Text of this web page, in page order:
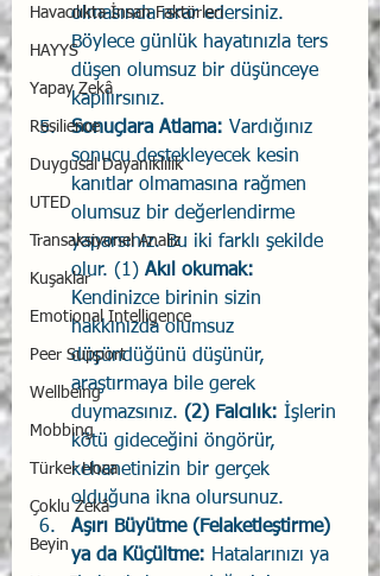
Havacılıkta İnsan Faktörleri
HAYYS
Yapay Zekâ
Resilience
Duygusal Dayanıklılık
UTED
Transaksiyonel Analiz
Kuşaklar
Emotional Intelligence
Peer Support
Wellbeing
Mobbing
Türker Hoca
Çoklu Zekâ
Beyin
olmasında ısrar edersiniz.
Böylece günlük hayatınızla ters
düşen olumsuz bir düşünceye
kapılırsınız.
Sonuçlara Atlama: Vardığınız
sonucu destekleyecek kesin
kanıtlar olmamasına rağmen
olumsuz bir değerlendirme
yaparsınız. Bu iki farklı şekilde
olur. (1) Akıl okumak:
Kendinizce birinin sizin
hakkınızda olumsuz
düşündüğünü düşünür,
araştırmaya bile gerek
duymazsınız. (2) Falcılık: İşlerin
kötü gideceğini öngörür,
kehanetinizin bir gerçek
olduğuna ikna olursunuz.
Aşırı Büyütme (Felaketleştirme)
ya da Küçültme: Hatalarınızı ya